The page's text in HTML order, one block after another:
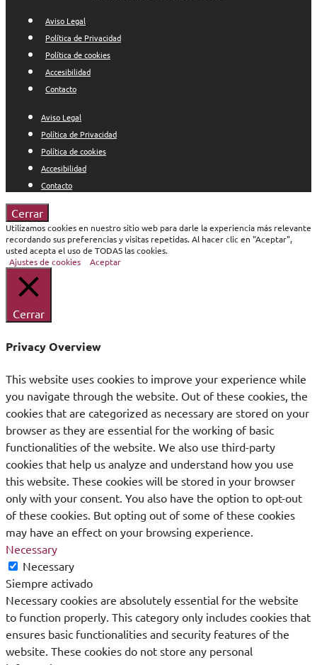
Aviso Legal
Política de Privacidad
Política de cookies
Accesibilidad
Contacto
Aviso Legal
Política de Privacidad
Política de cookies
Accesibilidad
Contacto
Cerrar
Utilizamos cookies en nuestro sitio web para darle la experiencia más relevante
recordando sus preferencias y visitas repetidas. Al hacer clic en "Aceptar",
usted acepta el uso de TODAS las cookies.
Ajustes de cookies
Aceptar
Cerrar
Privacy Overview
This website uses cookies to improve your experience while
you navigate through the website. Out of these cookies, the
cookies that are categorized as necessary are stored on your
browser as they are essential for the working of basic
functionalities of the website. We also use third-party
cookies that help us analyze and understand how you use
this website. These cookies will be stored in your browser
only with your consent. You also have the option to opt-out
of these cookies. But opting out of some of these cookies
may have an effect on your browsing experience.
Necessary
Necessary
Siempre activado
Necessary cookies are absolutely essential for the website
to function properly. This category only includes cookies that
ensures basic functionalities and security features of the
website. These cookies do not store any personal